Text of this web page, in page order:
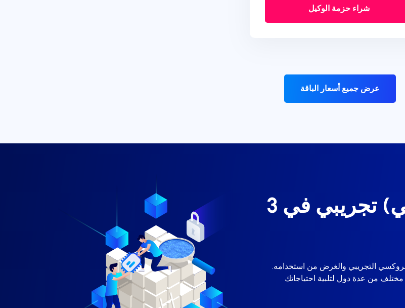
شراء حزمة الوكيل
عرض جميع أسعار الباقة
احصل على وكيل (بروكسي) تجريبي في 3
التجريبي والغرض من استخدامه.
احصل على بروكسي تجريبي لمدة 60 دقيقة مع 50 عنوان IP مختلف من عدة دول لتلبية احتياجاتك